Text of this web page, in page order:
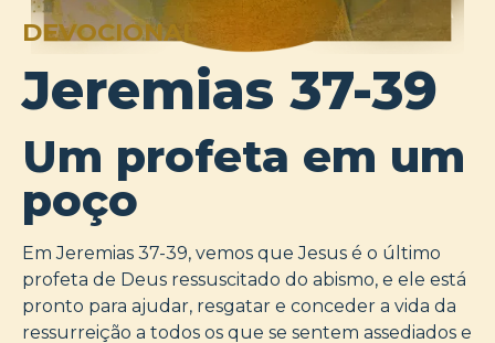
DEVOCIONAL
Jeremias 37-39
Um profeta em um
poço
Em Jeremias 37-39, vemos que Jesus é o último
profeta de Deus ressuscitado do abismo, e ele está
pronto para ajudar, resgatar e conceder a vida da
ressurreição a todos os que se sentem assediados e